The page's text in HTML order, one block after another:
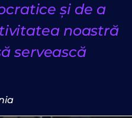
și de a
noastră
servească